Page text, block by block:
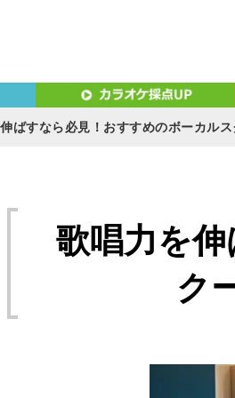
（新宿・八王子）・
SCHOOL（ベリ
・八王子）・横浜・名古屋・京都で「本
ばすなら必見！おすすめのボーカル
歌唱力を
ク